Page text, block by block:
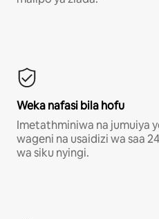
Weka nafasi bila hofu
Imetathminiwa na jumuiya
wageni na usaidizi wa saa
wa siku nyingi.